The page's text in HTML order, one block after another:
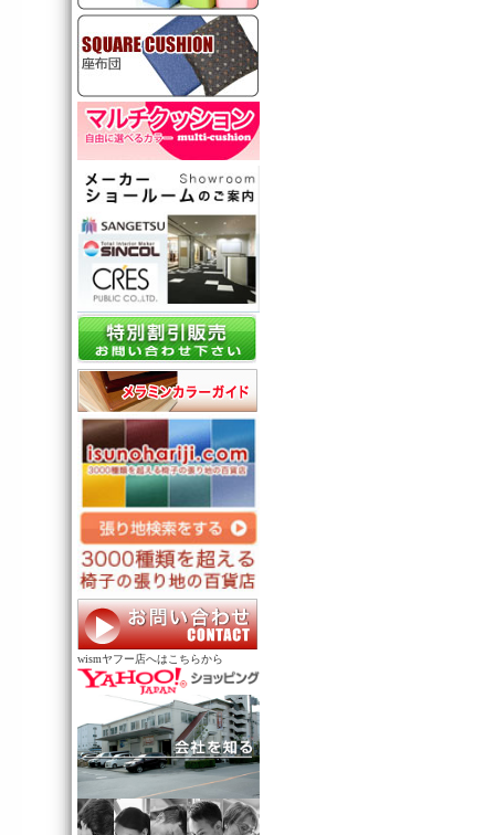
wismヤフー店へはこちらから